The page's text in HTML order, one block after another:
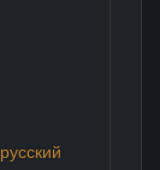
русский